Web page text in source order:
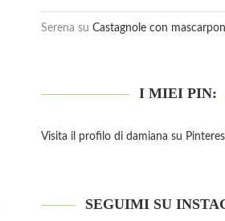
Serena su Castagnole con
I MIEI PIN:
Visita il profilo di damiana su
SEGUIMI SU